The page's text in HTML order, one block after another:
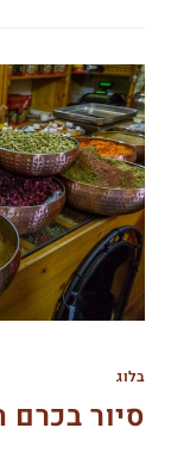
בלוג
סיור בכרם